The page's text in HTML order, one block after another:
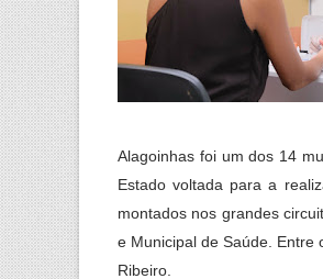
Alagoinhas foi um dos 14
Estado voltada para a
montados nos grandes
e Municipal de Saúde. Entre
Ribeiro.